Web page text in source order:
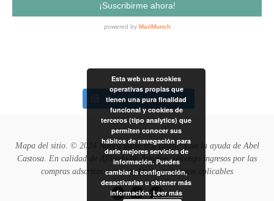
Sigámonos en Instagram
Mapa del sitio. © 2024 Nunca quise ir a Brasil. Con la ayuda de Abel
Castosa . En calidad de Afiliado de Amazon, obtengo ingresos por las
compras adscritas que cumplen los requisitos aplicables
Esta web usa cookies
operativas propias que
tienen una pura finalidad
funcional y cookies de
terceros (tipo analytics) que
permiten conocer sus
hábitos de navegación para
darle mejores servicios de
información. Puedes
cambiar la configuración,
desactivarlas u obtener más
información.Leer más